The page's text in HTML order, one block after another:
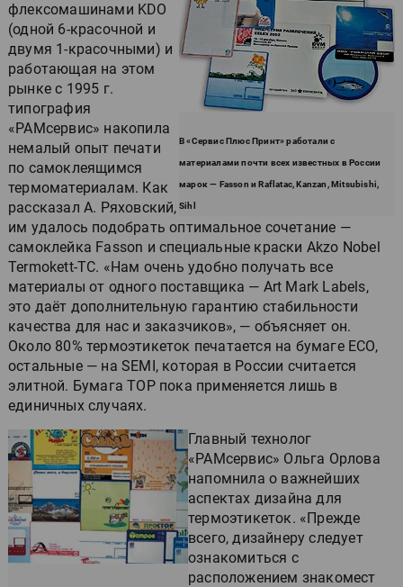
В «Сервис Плюс Принт» работали с
материалами почти всех известных в России
марок — Fasson и Raflatac, Kanzan, Mitsubishi,
Sihl
флексомашинами KDO
(одной 6-красочной и
двумя 1-красочными) и
работающая на этом
рынке с 1995 г.
типография
«РАМсервис» накопила
немалый опыт печати
по самоклеящимся
термоматериалам. Как
рассказал А. Ряховский,
им удалось подобрать оптимальное сочетание —
самоклейка Fasson и специальные краски Akzo Nobel
Termokett-TC. «Нам очень удобно получать все
материалы от одного поставщика — Art Mark Labels,
это даёт дополнительную гарантию стабильности
качества для нас и заказчиков», — объясняет он.
Около 80% термоэтикеток печатается на бумаге ECO,
остальные — на SEMI, которая в России считается
элитной. Бумага TOP пока применяется лишь в
единичных случаях.
Главный технолог
«РАМсервис» Ольга Орлова
напомнила о важнейших
аспектах дизайна для
термоэтикеток. «Прежде
всего, дизайнеру следует
ознакомиться с
расположением знакомест